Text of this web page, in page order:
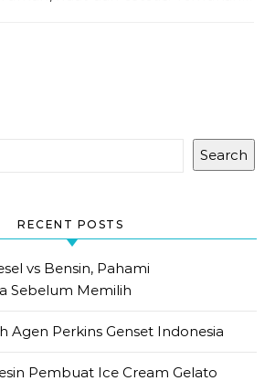
Search
RECENT POSTS
vs Bensin, Pahami
Sebelum Memilih
Agen Perkins Genset Indonesia
Pembuat Ice Cream Gelato